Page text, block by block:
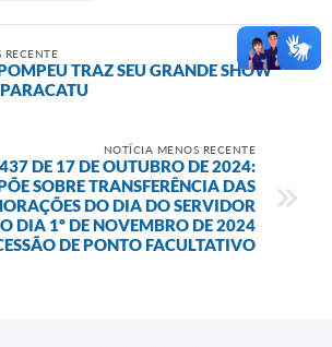
TRAZ SEU GRANDE SHOW
NOTÍCIA MENOS RECENTE
DE 17 DE OUTUBRO DE 2024:
SOBRE TRANSFERÊNCIA DAS
DO DIA DO SERVIDOR
DIA 1º DE NOVEMBRO DE 2024
DE PONTO FACULTATIVO